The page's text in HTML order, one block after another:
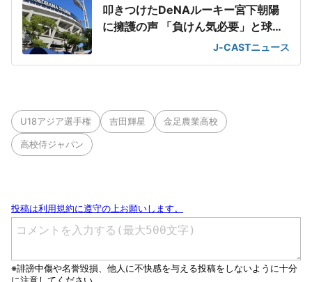
叩きつけたDeNAルーキー宮下朝陽
に擁護の声 「負けん気必要」と球団
J-CASTニュース
U18アジア選手権 吉田輝星 金足農業高校
高校侍ジャパン